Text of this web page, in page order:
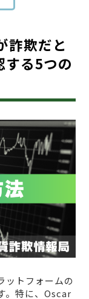
欺だと
する5つの
ットフォームの
。特に、Oscar